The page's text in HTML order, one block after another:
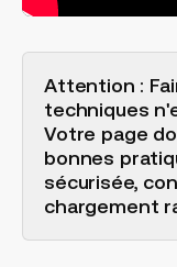
Attention :
techniques
Votre page
bonnes
sécurisée,
chargement